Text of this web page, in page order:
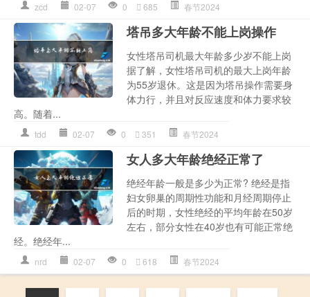
zcd 02-07 0 685 春节2024
塔吊多大年龄不能上岗操作
女性塔吊司机最大年龄多少岁不能上岗
据了解，女性塔吊司机的最大上岗年龄
为55岁退休。这是因为塔吊操作需要身
体力行，并且对反应速度和体力要求较
高。随着...
tdd 02-07 0 351 春节2024
女人多大年龄绝经正常了
绝经年龄一般是多少为正常? 绝经是指
妇女卵巢的周期性功能和月经周期停止
后的时期，女性绝经的平均年龄在50岁
左右，部分女性在40岁也有可能正常绝
经。绝经年...
nrd 02-07 0 618 春节2024